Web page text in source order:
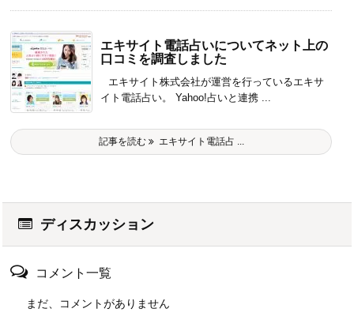
エキサイト電話占いについてネット上の
口コミを調査しました
エキサイト株式会社が運営を行っているエキサ
イト電話占い。 Yahoo!占いと連携 ...
記事を読む エキサイト電話占 ...
ディスカッション
コメント一覧
まだ、コメントがありません